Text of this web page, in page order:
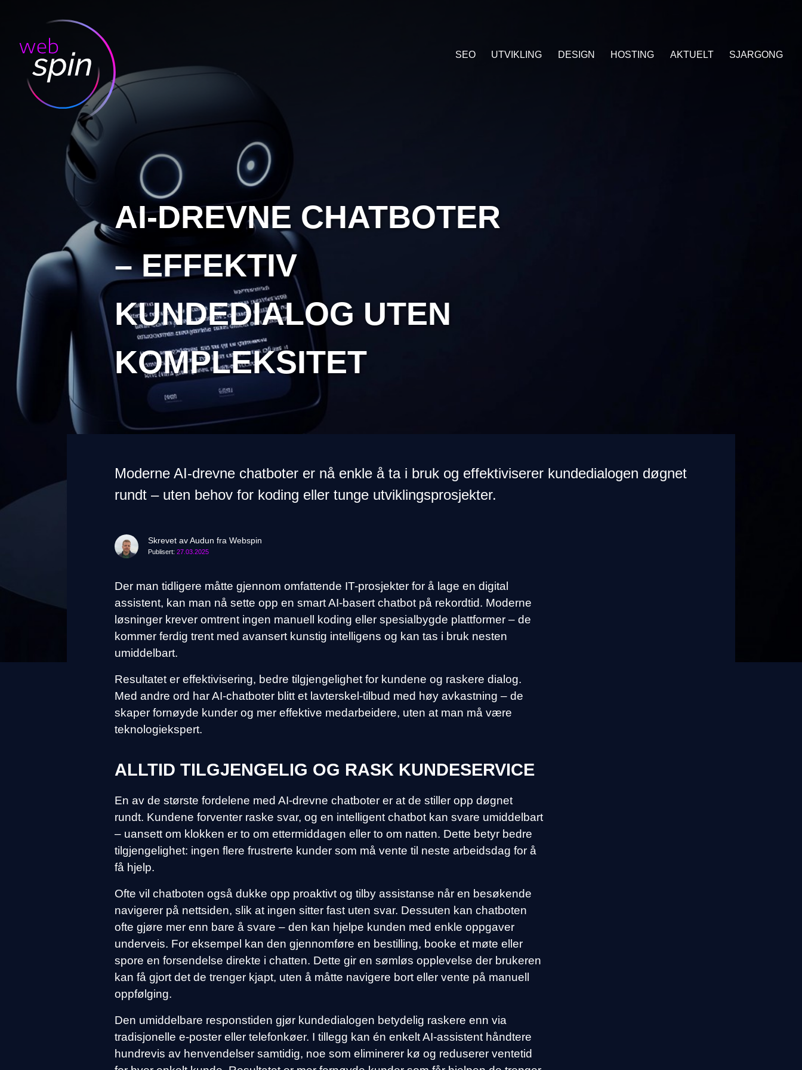
SEO UTVIKLING DESIGN HOSTING AKTUELT SJARGONG
AI-DREVNE CHATBOTER
– EFFEKTIV
KUNDEDIALOG UTEN
KOMPLEKSITET
Moderne AI-drevne chatboter er nå enkle å ta i bruk og effektiviserer kundedialogen døgnet
rundt – uten behov for koding eller tunge utviklingsprosjekter.
Skrevet av Audun fra Webspin
Publisert: 27.03.2025
Der man tidligere måtte gjennom omfattende IT-prosjekter for å lage en digital
assistent, kan man nå sette opp en smart AI-basert chatbot på rekordtid. Moderne
løsninger krever omtrent ingen manuell koding eller spesialbygde plattformer – de
kommer ferdig trent med avansert kunstig intelligens og kan tas i bruk nesten
umiddelbart.
Resultatet er effektivisering, bedre tilgjengelighet for kundene og raskere dialog.
Med andre ord har AI-chatboter blitt et lavterskel-tilbud med høy avkastning – de
skaper fornøyde kunder og mer effektive medarbeidere, uten at man må være
teknologiekspert.
ALLTID TILGJENGELIG OG RASK KUNDESERVICE
En av de største fordelene med AI-drevne chatboter er at de stiller opp døgnet
rundt. Kundene forventer raske svar, og en intelligent chatbot kan svare umiddelbart
– uansett om klokken er to om ettermiddagen eller to om natten. Dette betyr bedre
tilgjengelighet: ingen flere frustrerte kunder som må vente til neste arbeidsdag for å
få hjelp.
Ofte vil chatboten også dukke opp proaktivt og tilby assistanse når en besøkende
navigerer på nettsiden, slik at ingen sitter fast uten svar. Dessuten kan chatboten
ofte gjøre mer enn bare å svare – den kan hjelpe kunden med enkle oppgaver
underveis. For eksempel kan den gjennomføre en bestilling, booke et møte eller
spore en forsendelse direkte i chatten. Dette gir en sømløs opplevelse der brukeren
kan få gjort det de trenger kjapt, uten å måtte navigere bort eller vente på manuell
oppfølging.
Den umiddelbare responstiden gjør kundedialogen betydelig raskere enn via
tradisjonelle e-poster eller telefonkøer. I tillegg kan én enkelt AI-assistent håndtere
hundrevis av henvendelser samtidig, noe som eliminerer kø og reduserer ventetid